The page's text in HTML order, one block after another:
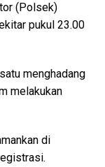
(Polsek)
pukul 23.00
menghadang
melakukan
di